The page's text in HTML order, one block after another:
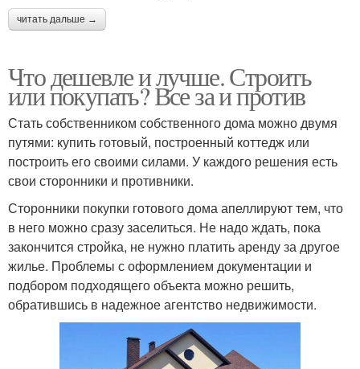
читать дальше →
Что дешевле и лучше. Строить
или покупать? Все за и против
Стать собственником собственного дома можно двумя
путями: купить готовый, построенный коттедж или
построить его своими силами. У каждого решения есть
свои сторонники и противники.
Сторонники покупки готового дома апеллируют тем, что
в него можно сразу заселиться. Не надо ждать, пока
закончится стройка, не нужно платить аренду за другое
жилье. Проблемы с оформлением документации и
подбором подходящего объекта можно решить,
обратившись в надежное агентство недвижимости.